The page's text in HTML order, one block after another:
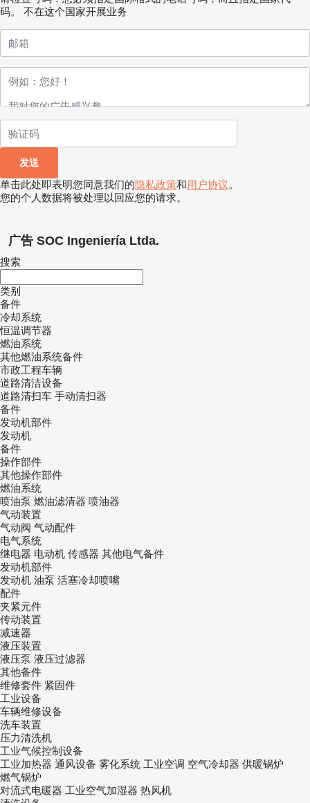
码。
不在这个国家开展业务
单击此处即表明您同意我们的隐私政策和用户协议。
您的个人数据将被处理以回应您的请求。
广告 SOC Ingeniería Ltda.
搜索
类别
备件
冷却系统
恒温调节器
燃油系统
其他燃油系统备件
市政工程车辆
道路清洁设备
道路清扫车 手动清扫器
备件
发动机部件
发动机
备件
操作部件
其他操作部件
燃油系统
喷油泵 燃油滤清器 喷油器
气动装置
气动阀 气动配件
电气系统
继电器 电动机 传感器 其他电气备件
发动机部件
发动机 油泵 活塞冷却喷嘴
配件
夹紧元件
传动装置
减速器
液压装置
液压泵 液压过滤器
其他备件
维修套件 紧固件
工业设备
车辆维修设备
洗车装置
压力清洗机
工业气候控制设备
工业加热器 通风设备 雾化系统 工业空调 空气冷却器 供暖锅炉
燃气锅炉
对流式电暖器 工业空气加湿器 热风机